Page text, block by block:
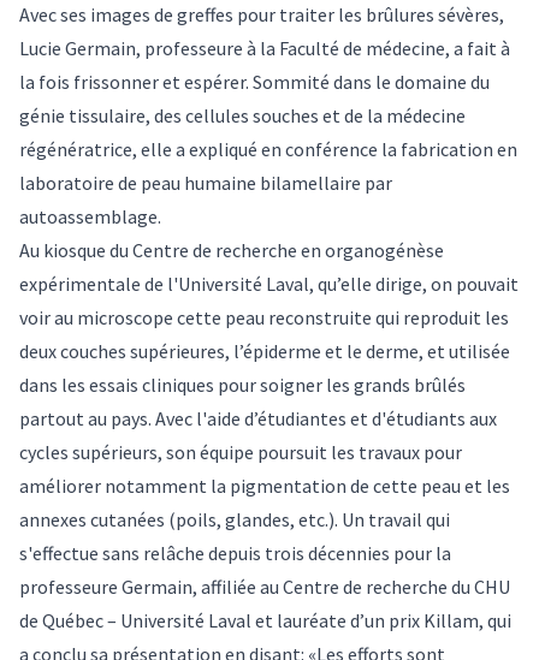
Avec ses images de greffes pour traiter les brûlures sévères,
Lucie Germain, professeure à la Faculté de médecine, a fait à
la fois frissonner et espérer. Sommité dans le domaine du
génie tissulaire, des cellules souches et de la médecine
régénératrice, elle a expliqué en conférence la fabrication en
laboratoire de peau humaine bilamellaire par
autoassemblage.
Au kiosque du Centre de recherche en organogénèse
expérimentale de l'Université Laval, qu’elle dirige, on pouvait
voir au microscope cette peau reconstruite qui reproduit les
deux couches supérieures, l’épiderme et le derme, et utilisée
dans les essais cliniques pour soigner les grands brûlés
partout au pays. Avec l'aide d’étudiantes et d'étudiants aux
cycles supérieurs, son équipe poursuit les travaux pour
améliorer notamment la pigmentation de cette peau et les
annexes cutanées (poils, glandes, etc.). Un travail qui
s'effectue sans relâche depuis trois décennies pour la
professeure Germain, affiliée au Centre de recherche du CHU
de Québec – Université Laval et lauréate d’un prix Killam, qui
a conclu sa présentation en disant: «Les efforts sont